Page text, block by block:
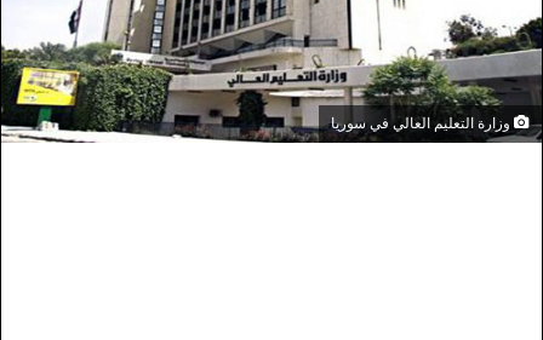
وزارة التعليم العالي في سوريا